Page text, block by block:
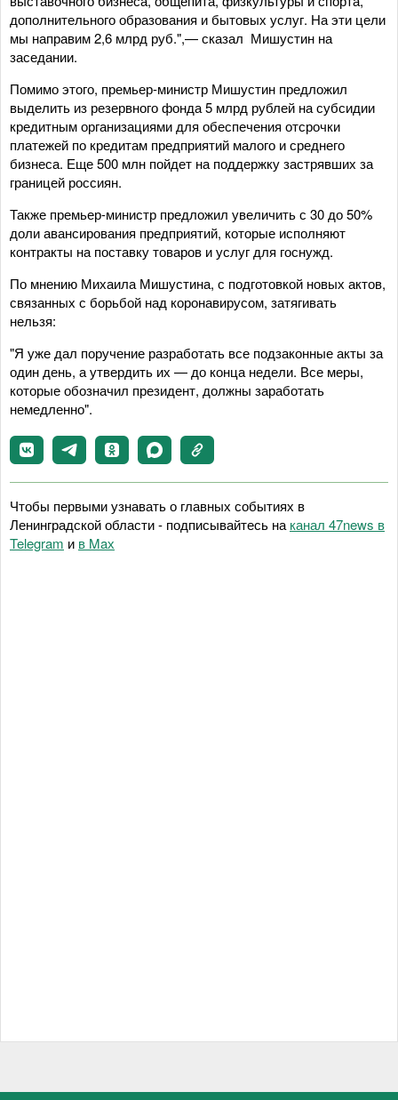
дополнительного образования и бытовых услуг. На эти цели
мы направим 2,6 млрд руб.",— сказал Мишустин на
заседании.
Помимо этого, премьер-министр Мишустин предложил
выделить из резервного фонда 5 млрд рублей на субсидии
кредитным организациями для обеспечения отсрочки
платежей по кредитам предприятий малого и среднего
бизнеса. Еще 500 млн пойдет на поддержку застрявших за
границей россиян.
Также премьер-министр предложил увеличить с 30 до 50%
доли авансирования предприятий, которые исполняют
контракты на поставку товаров и услуг для госнужд.
По мнению Михаила Мишустина, с подготовкой новых актов,
связанных с борьбой над коронавирусом, затягивать
нельзя:
"Я уже дал поручение разработать все подзаконные акты за
один день, а утвердить их — до конца недели. Все меры,
которые обозначил президент, должны заработать
немедленно".
Чтобы первыми узнавать о главных событиях в
Ленинградской области - подписывайтесь на канал 47news в
Telegram и в Maх